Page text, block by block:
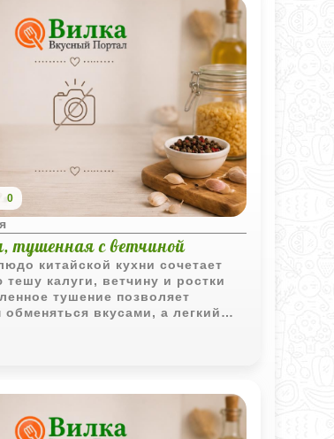
0
тушенная с ветчиной
китайской кухни сочетает
тешу калуги, ветчину и ростки
тушение позволяет
обменяться вкусами, а легкий
более выразительной.